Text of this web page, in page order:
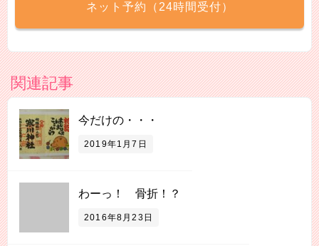
ネット予約（24時間受付）
関連記事
今だけの・・・
2019年1月7日
わーっ！ 骨折！？
2016年8月23日